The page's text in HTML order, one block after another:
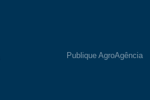
Publique AgroAgência